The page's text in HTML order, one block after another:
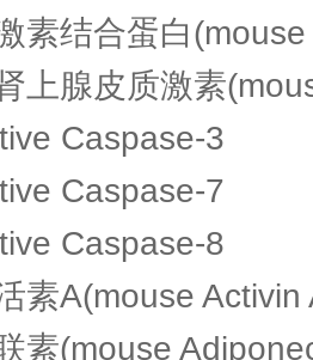
素结合蛋白(mouse
上腺皮质激素
Caspase-3
Caspase-7
Caspase-8
素A(mouse Activin
素(mouse